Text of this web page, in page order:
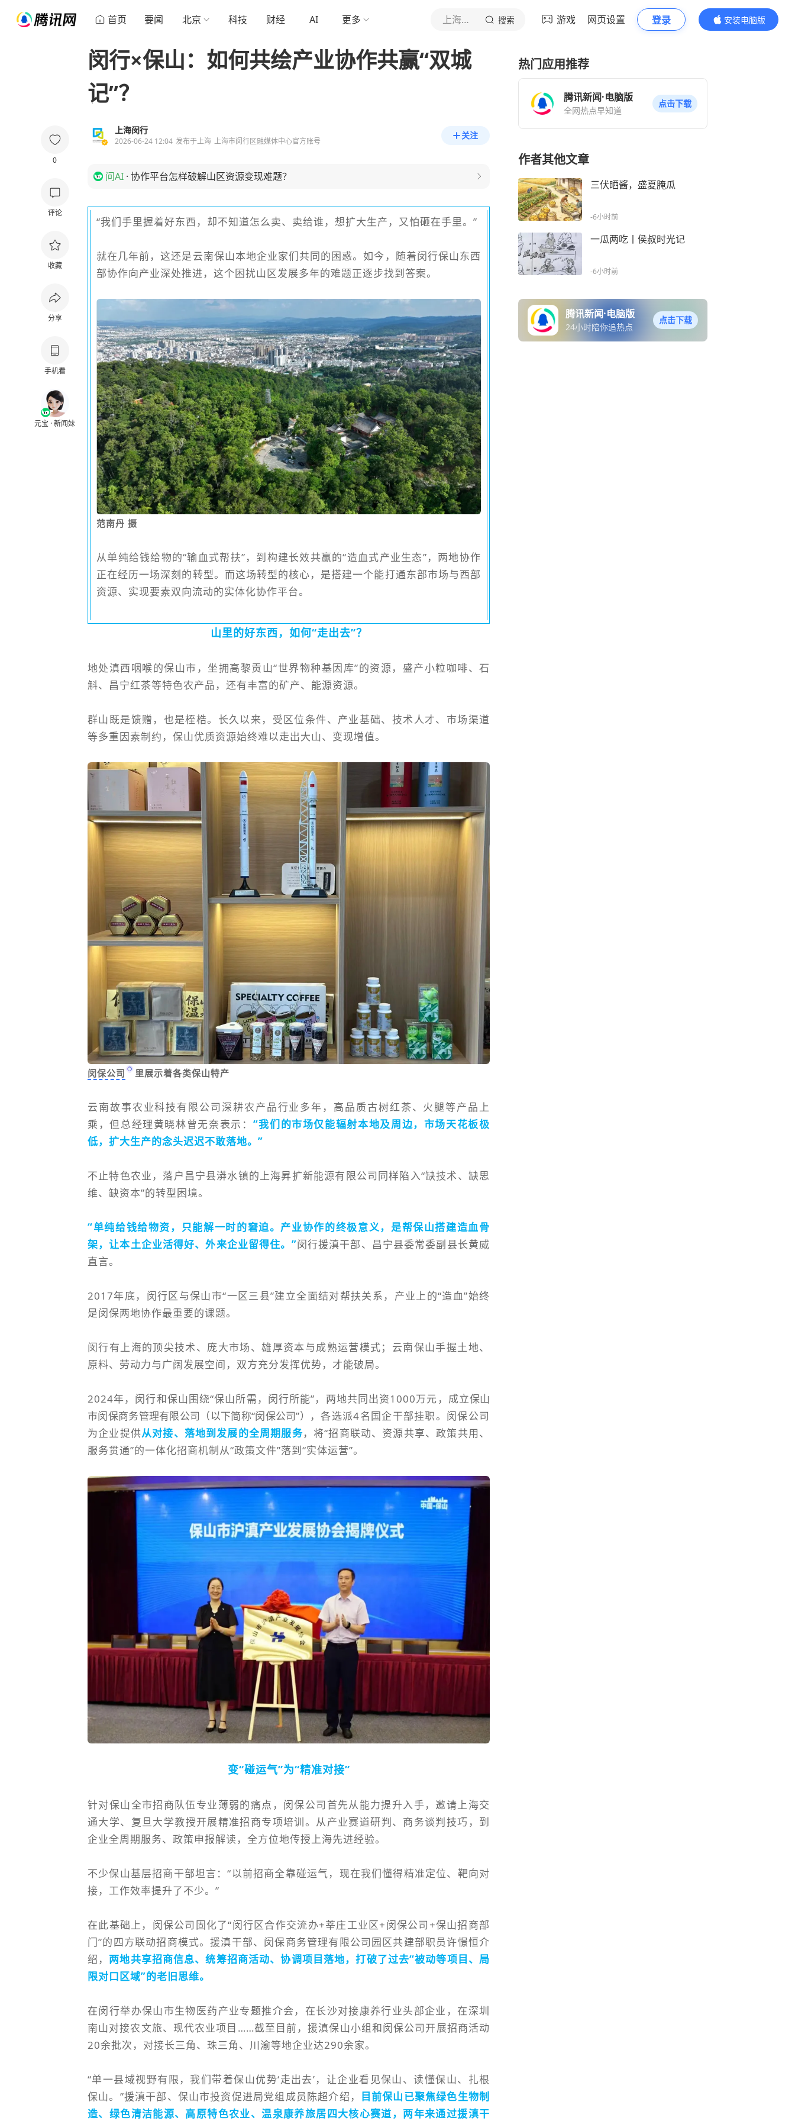
首页 要闻 北京 科技 财经 AI 更多 上海闵行 搜索 游戏 网页设置 登录
安装电脑版
内容更精彩
0
评论
收藏
分享
手机看
元宝 · 新闻妹
闵行×保山：如何共绘产业协作共赢“双城
记”？
上海闵行
2026-06-24 12:04 发布于上海 上海市闵行区融媒体中心官方账号
关注
问AI · 协作平台怎样破解山区资源变现难题？
“我们手里握着好东西，却不知道怎么卖、卖给谁，想扩大生产，又怕砸在手里。”
就在几年前，这还是云南保山本地企业家们共同的困惑。如今，随着闵行保山东西
部协作向产业深处推进，这个困扰山区发展多年的难题正逐步找到答案。
范南丹 摄
从单纯给钱给物的“输血式帮扶”，到构建长效共赢的“造血式产业生态”，两地协作
正在经历一场深刻的转型。而这场转型的核心，是搭建一个能打通东部市场与西部
资源、实现要素双向流动的实体化协作平台。
山里的好东西，如何“走出去”？
地处滇西咽喉的保山市，坐拥高黎贡山“世界物种基因库”的资源，盛产小粒咖啡、石
斛、昌宁红茶等特色农产品，还有丰富的矿产、能源资源。
群山既是馈赠，也是桎梏。长久以来，受区位条件、产业基础、技术人才、市场渠道
等多重因素制约，保山优质资源始终难以走出大山、变现增值。
闵保公司 里展示着各类保山特产
云南故事农业科技有限公司深耕农产品行业多年，高品质古树红茶、火腿等产品上
乘，但总经理黄晓林曾无奈表示： “我们的市场仅能辐射本地及周边，市场天花板极
低，扩大生产的念头迟迟不敢落地。”
不止特色农业，落户昌宁县漭水镇的上海昇扩新能源有限公司同样陷入“缺技术、缺思
维、缺资本”的转型困境。
“单纯给钱给物资，只能解一时的窘迫。产业协作的终极意义，是帮保山搭建造血骨
架，让本土企业活得好、外来企业留得住。”闵行援滇干部、昌宁县委常委副县长黄威
直言。
2017年底，闵行区与保山市“一区三县”建立全面结对帮扶关系，产业上的“造血”始终
是闵保两地协作最重要的课题。
闵行有上海的顶尖技术、庞大市场、雄厚资本与成熟运营模式；云南保山手握土地、
原料、劳动力与广阔发展空间，双方充分发挥优势，才能破局。
2024年，闵行和保山围绕“保山所需，闵行所能”，两地共同出资1000万元，成立保山
市闵保商务管理有限公司（以下简称“闵保公司”）
，各选派4名国企干部挂职。闵保公司
为企业提供从对接、落地到发展的全周期服务，将“招商联动、资源共享、政策共用、
服务贯通”的一体化招商机制从“政策文件”落到“实体运营”。
变“碰运气”为“精准对接”
针对保山全市招商队伍专业薄弱的痛点，闵保公司首先从能力提升入手，邀请上海交
通大学、 复旦大学教授开展精准招商专项培训。从产业赛道研判、商务谈判技巧，到
企业全周期服务、政策申报解读，全方位地传授上海先进经验。
不少保山基层招商干部坦言：“以前招商全靠碰运气，现在我们懂得精准定位、靶向对
接，工作效率提升了不少。”
在此基础上，闵保公司固化了“闵行区合作交流办+莘庄工业区+闵保公司+保山招商部
门”的四方联动招商模式。援滇干部、闵保商务管理有限公司园区共建部职员许憬恒介
绍， 两地共享招商信息、统筹招商活动、协调项目落地，打破了过去“被动等项目、局
限对口区域”的老旧思维。
在闵行举办保山市生物医药产业专题推介会，在长沙对接康养行业头部企业，在深圳
南山对接农文旅、现代农业项目……截至目前，援滇保山小组和闵保公司开展招商活动
20余批次，对接长三角、珠三角、川渝等地企业达290余家。
“单一县域视野有限，我们带着保山优势‘走出去’，让企业看见保山、读懂保山、扎根
保山。”援滇干部、保山市投资促进局党组成员陈超介绍， 目前保山已聚焦绿色生物制
造、绿色清洁能源、高原特色农业、温泉康养旅居四大核心赛道，两年来通过援滇干
热门应用推荐
腾讯新闻·电脑版
全网热点早知道
点击下载
作者其他文章
三伏晒酱，盛夏腌瓜
-6小时前
一瓜两吃丨侯叔时光记
-6小时前
腾讯新闻·电脑版
24小时陪你追热点
点击下载